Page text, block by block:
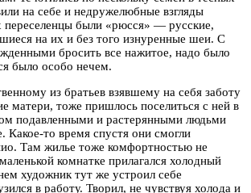
на себе и недружелюбные взгляды
были «рюсся» — русские,
на их и без того изнуренные шеи. С
бросить все нажитое, надо было
было особо нечем.
из братьев взявшему на себя заботу
матери, тоже пришлось поселиться с ней в
подавленными и растерянными людьми
Какое-то время спустя они смогли
Там жилье тоже комфортностью не
комнатке прилагался холодный
художник тут же устроил себе
в работу. Творил, не чувствуя холода и